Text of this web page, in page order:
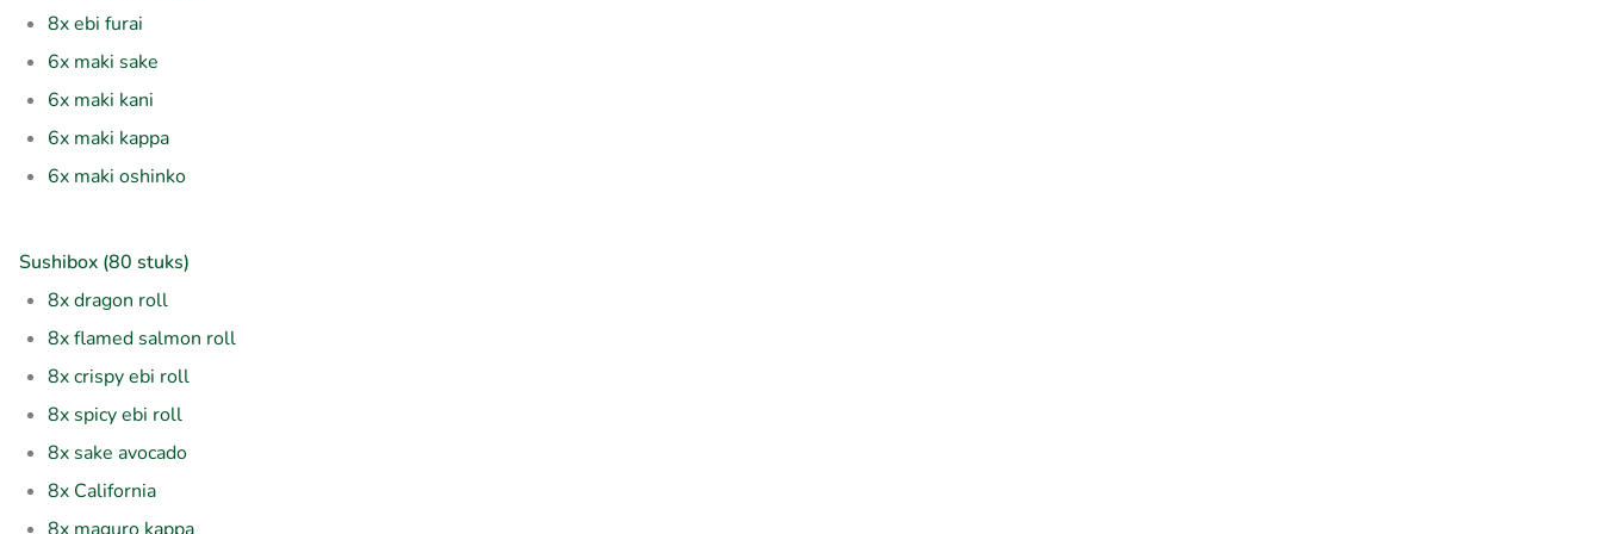
8x ebi furai
6x maki sake
6x maki kani
6x maki kappa
6x maki oshinko
Sushibox (80 stuks)
8x dragon roll
8x flamed salmon roll
8x crispy ebi roll
8x spicy ebi roll
8x sake avocado
8x California